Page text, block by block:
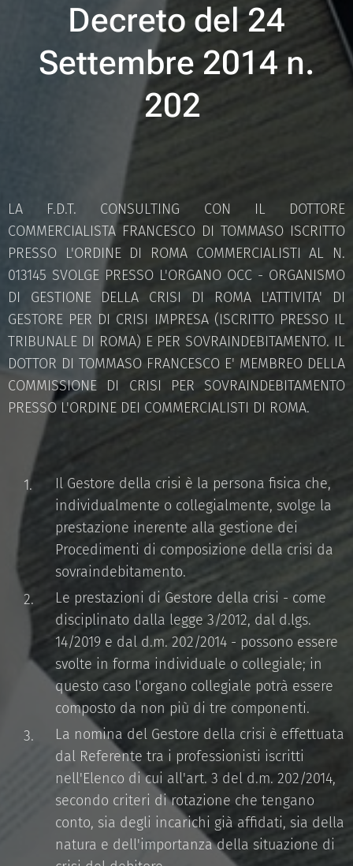
Decreto del 24
Settembre 2014 n.
202
LA F.D.T. CONSULTING CON IL DOTTORE
COMMERCIALISTA FRANCESCO DI TOMMASO ISCRITTO
PRESSO L'ORDINE DI ROMA COMMERCIALISTI AL N.
013145 SVOLGE PRESSO L'ORGANO OCC - ORGANISMO
DI GESTIONE DELLA CRISI DI ROMA L'ATTIVITA' DI
GESTORE PER DI CRISI IMPRESA (ISCRITTO PRESSO IL
TRIBUNALE DI ROMA) E PER SOVRAINDEBITAMENTO. IL
DOTTOR DI TOMMASO FRANCESCO E' MEMBREO DELLA
COMMISSIONE DI CRISI PER SOVRAINDEBITAMENTO
PRESSO L'ORDINE DEI COMMERCIALISTI DI ROMA.
Il Gestore della crisi è la persona fisica che,
individualmente o collegialmente, svolge la
prestazione inerente alla gestione dei
Procedimenti di composizione della crisi da
sovraindebitamento.
Le prestazioni di Gestore della crisi - come
disciplinato dalla legge 3/2012, dal d.lgs.
14/2019 e dal d.m. 202/2014 - possono essere
svolte in forma individuale o collegiale; in
questo caso l'organo collegiale potrà essere
composto da non più di tre componenti.
La nomina del Gestore della crisi è effettuata
dal Referente tra i professionisti iscritti
nell'Elenco di cui all'art. 3 del d.m. 202/2014,
secondo criteri di rotazione che tengano
conto, sia degli incarichi già affidati, sia della
natura e dell'importanza della situazione di